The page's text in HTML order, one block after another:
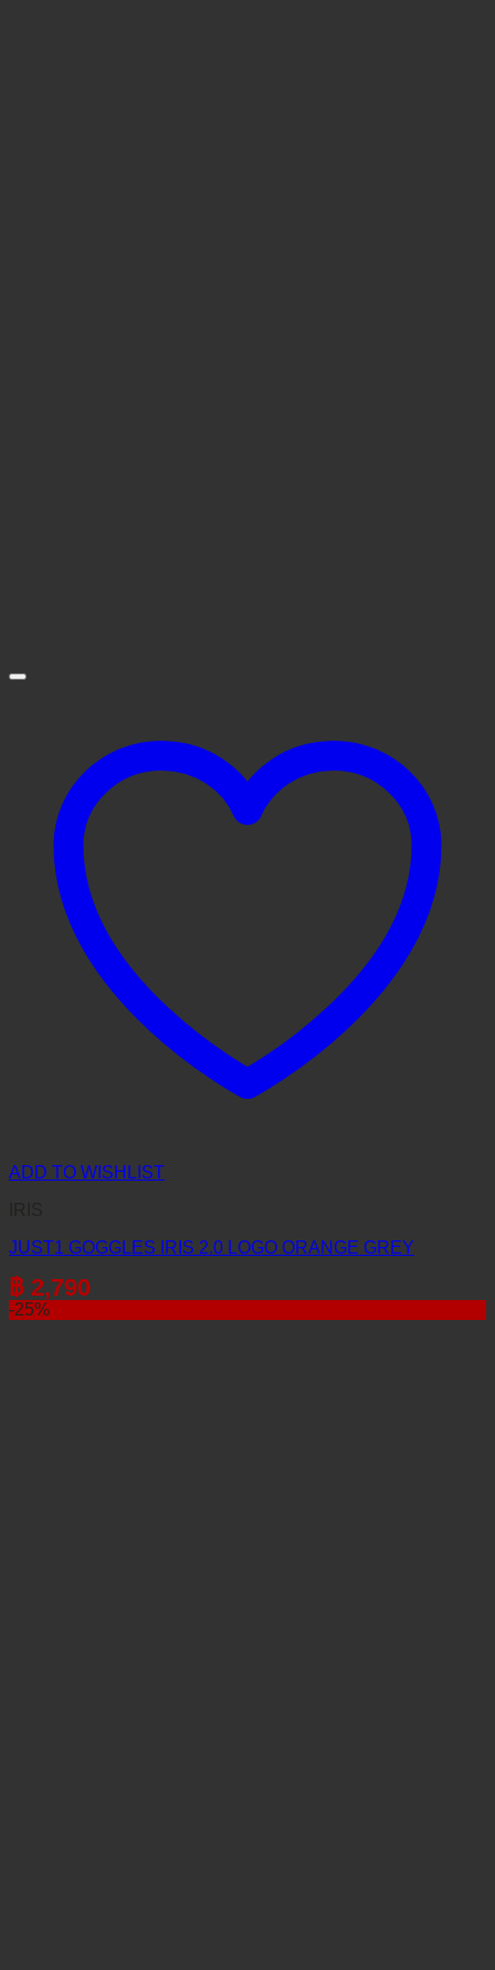
ADD TO WISHLIST
JUST1 GOGGLES IRIS 2.0 LOGO ORANGE GREY
฿ 2,790
-25%